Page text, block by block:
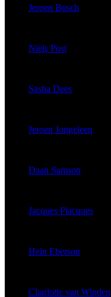
Jeroen Bosch
Niels Post
Sasha Dees
Jeroen Jongeleen
Daan Samson
Jacques Placques
Hein Eberson
Charlotte van Winden